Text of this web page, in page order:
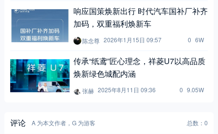
响应国策焕新出行 时代汽车国补厂补齐
加码，双重福利焕新车
陈念尊 2026年1月15日 09:57 0 6W
传承“纸鸢”匠心理念，祥菱U7以高品质
焕新绿色城配内涵
张赫 2025年8月11日 09:36 0 9.05W
评论 A 为本文作者，G 为游客 总数：0